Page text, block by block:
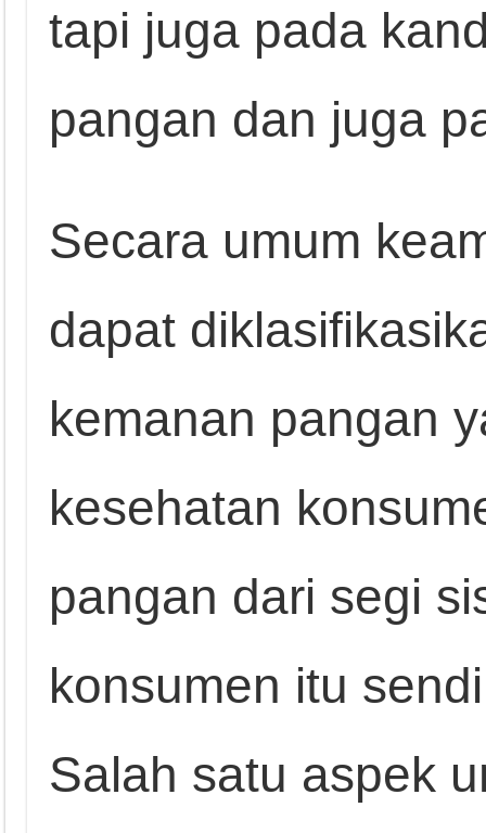
tapi juga pada
pangan dan juga
Secara umum
dapat
kemanan pangan
kesehatan
pangan dari segi
konsumen itu
Salah satu aspek